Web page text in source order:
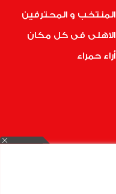
المنتخب و المحترفين
الاهلى فى كل مكان
أراء حمراء